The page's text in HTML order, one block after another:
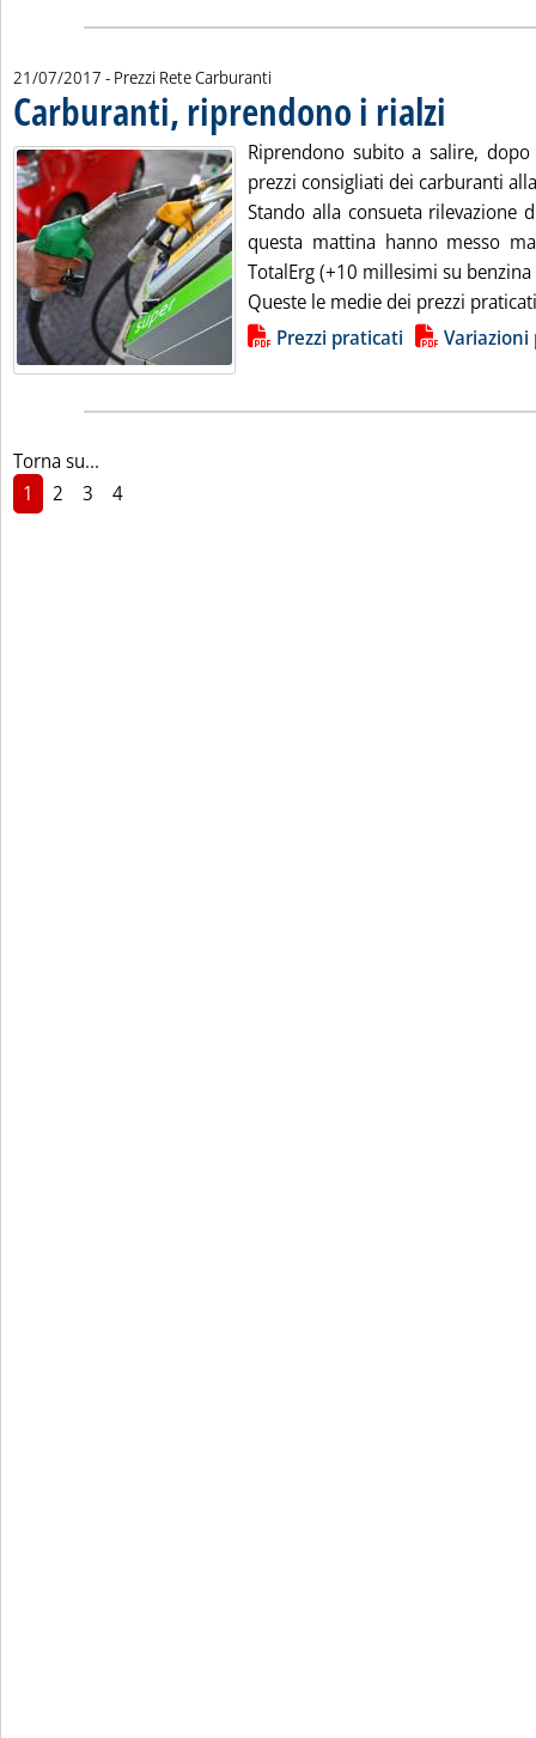
21/07/2017 - Prezzi Rete Carburanti
Carburanti, riprendono i rialzi
Riprendono subito a salire,
prezzi consigliati dei carburanti
Stando alla consueta rilevazione
questa mattina hanno messo
TotalErg (+10 millesimi su benzina
Queste le medie dei prezzi
Lista allegati PDF alla notiziaPrezzi praticati Variazioni
Torna su...
1
2 3 4